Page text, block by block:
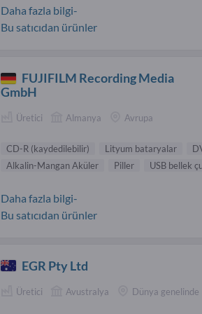
Daha fazla bilgi-
Bu satıcıdan ürünler
FUJIFILM Recording Media
GmbH
Üretici Almanya Avrupa
CD-R (kaydedilebilir ) Lityum bataryalar
Alkalin-Mangan Aküler
Piller USB bellek
Daha fazla bilgi-
Bu satıcıdan ürünler
EGR Pty Ltd
Üretici Avustralya Dünya genelinde